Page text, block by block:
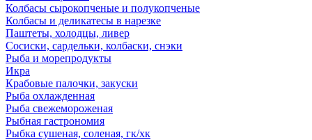
Колбасы сырокопченые и полукопченые
Колбасы и деликатесы в нарезке
Паштеты, холодцы, ливер
Сосиски, сардельки, колбаски, снэки
Рыба и морепродукты
Икра
Крабовые палочки, закуски
Рыба охлажденная
Рыба свежемороженая
Рыбная гастрономия
Рыбка сушеная, соленая, гк/хк